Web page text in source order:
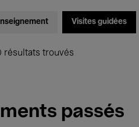
Visites guidées
résultats trouvés
passés